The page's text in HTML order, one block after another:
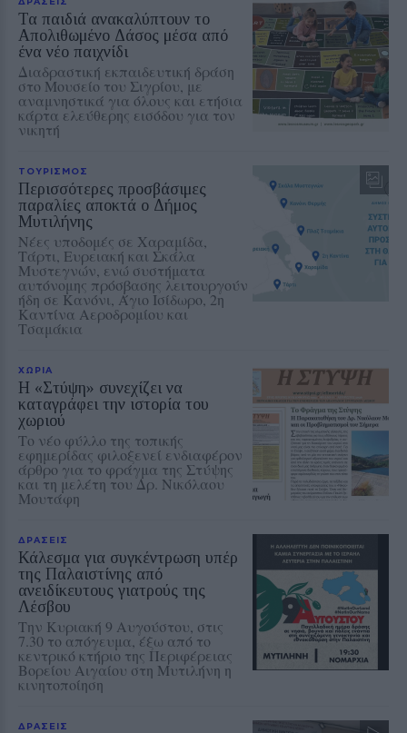
Τα παιδιά ανακαλύπτουν το
Απολιθωμένο Δάσος μέσα από
ένα νέο παιχνίδι
Διαδραστική εκπαιδευτική δράση
στο Μουσείο του Σιγρίου, με
αναμνηστικά για όλους και ετήσια
κάρτα ελεύθερης εισόδου για τον
νικητή
ΤΟΥΡΙΣΜΟΣ
Περισσότερες προσβάσιμες
παραλίες αποκτά ο Δήμος
Μυτιλήνης
Νέες υποδομές σε Χαραμίδα,
Τάρτι, Ευρειακή και Σκάλα
Μυστεγνών, ενώ συστήματα
αυτόνομης πρόσβασης λειτουργούν
ήδη σε Κανόνι, Άγιο Ισίδωρο, 2η
Καντίνα Αεροδρομίου και
Τσαμάκια
ΧΩΡΙΑ
Η «Στύψη» συνεχίζει να
καταγράφει την ιστορία του
χωριού
Το νέο φύλλο της τοπικής
εφημερίδας φιλοξενεί ενδιαφέρον
άρθρο για το φράγμα της Στύψης
και τη μελέτη του Δρ. Νικόλαου
Μουτάφη
ΔΡΑΣΕΙΣ
Κάλεσμα για συγκέντρωση υπέρ
της Παλαιστίνης από
ανειδίκευτους γιατρούς της
Λέσβου
Την Κυριακή 9 Αυγούστου, στις
7.30 το απόγευμα, έξω από το
κεντρικό κτήριο της Περιφέρειας
Βορείου Αιγαίου στη Μυτιλήνη η
κινητοποίηση
ΔΡΑΣΕΙΣ